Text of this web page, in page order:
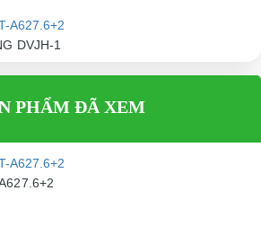
DVJH-1
PHẨM ĐÃ XEM